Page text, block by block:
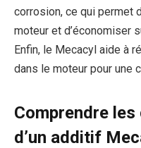
corrosion, ce qui permet
moteur et d’économiser
Enfin, le Mecacyl aide à
dans le moteur pour une
Comprendre
d’un additif